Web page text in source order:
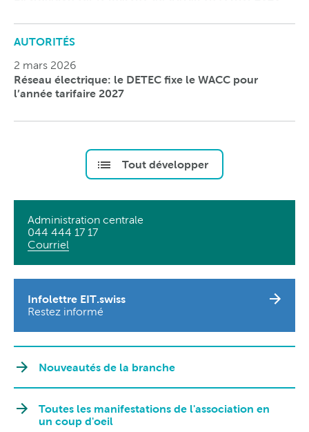
AUTORITÉS
2 mars 2026
Réseau électrique: le DETEC fixe le WACC pour
l’année tarifaire 2027
Tout développer
Administration centrale
044 444 17 17
Courriel
Infolettre EIT.swiss
Restez informé
Nouveautés de la branche
Toutes les manifestations de l'association en
un coup d'oeil